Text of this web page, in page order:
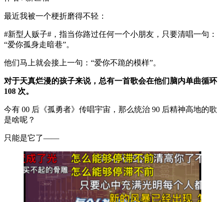
最近我被一个梗折磨得不轻：
#新型人贩子#，指当你路过任何一个小朋友，只要清唱一句：
“爱你孤身走暗巷”。
他们马上就会接上一句：“爱你不跪的模样”。
对于天真烂漫的孩子来说，总有一首歌会在他们脑内单曲循环
108 次。
今有 00 后《孤勇者》传唱宇宙，那么统治 90 后精神高地的歌
是啥呢？
只能是它了——